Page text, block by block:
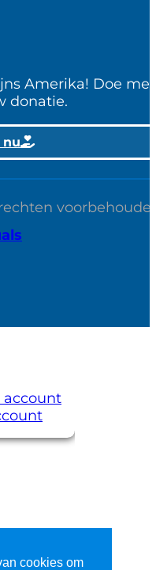
cookies om
Amerika! Doe
donatie.
nu
account